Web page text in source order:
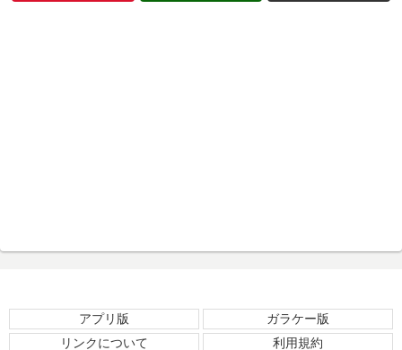
アプリ版
ガラケー版
リンクについて
利用規約